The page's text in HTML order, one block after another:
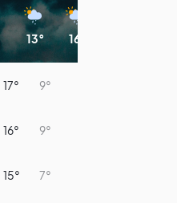
13° 16°
17° 9°
16° 9°
15° 7°